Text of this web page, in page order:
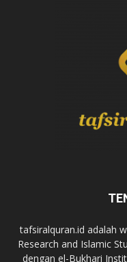
tafsiralquran.id adalah
Research and Islamic
dengan el-Bukhari